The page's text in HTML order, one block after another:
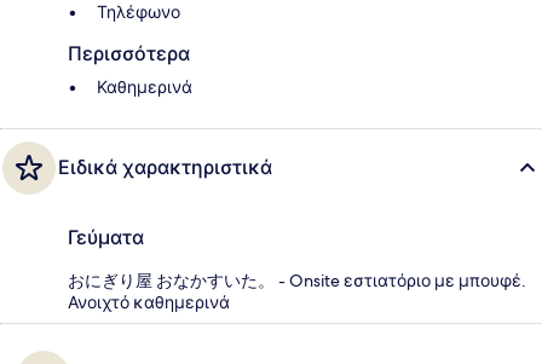
Τηλέφωνο
Περισσότερα
Καθημερινά
Ειδικά χαρακτηριστικά
Γεύματα
おにぎり屋 おなかすいた。 - Onsite εστιατόριο με μπουφέ.
Ανοιχτό καθημερινά